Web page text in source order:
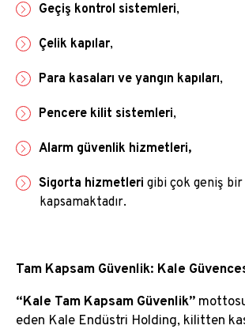
Geçiş kontrol sistemleri,
Çelik kapılar,
Para kasaları ve yangın kapıları,
Pencere kilit sistemleri,
Alarm güvenlik hizmetleri,
Sigorta hizmetleri gibi çok geniş
kapsamaktadır.
Tam Kapsam Güvenlik: Kale
“Kale Tam Kapsam Güvenlik”
eden Kale Endüstri Holding, kilitten